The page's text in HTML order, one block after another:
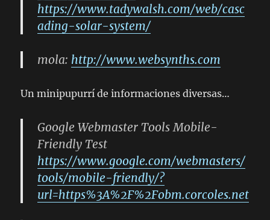
https://www.tadywalsh.com/web/casc
ading-solar-system/
mola: http://www.websynths.com
Un minipupurrí de informaciones diversas…
Google Webmaster Tools Mobile-
Friendly Test
https://www.google.com/webmasters/
tools/mobile-friendly/?
url=https%3A%2F%2Fobm.corcoles.net